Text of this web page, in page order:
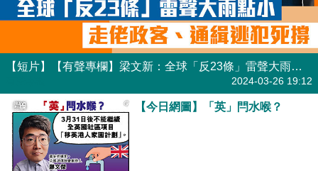
【短片】【有聲專欄】梁文新：全球「反23條」雷聲大雨點小 走佬政客、通緝逃犯死撐
2024-03-26 19:12
【今日網圖】「英」閂水喉？